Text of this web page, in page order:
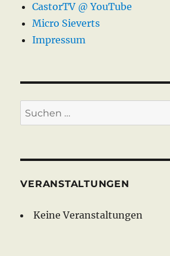
CastorTV @ YouTube
Micro Sieverts
Impressum
Suche
nach:
VERANSTALTUNGEN
Keine Veranstaltungen